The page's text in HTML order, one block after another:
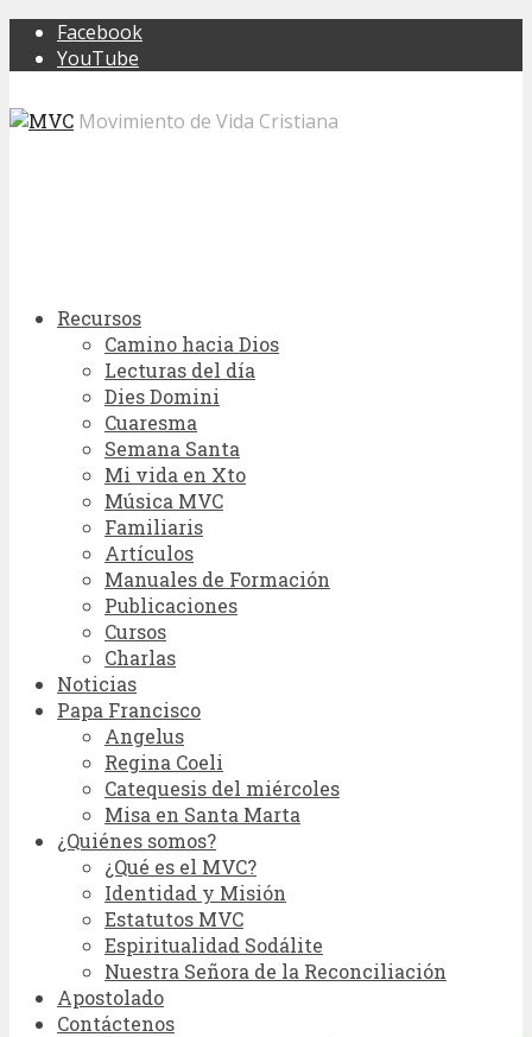
Facebook
YouTube
Movimiento de Vida Cristiana
Recursos
Camino hacia Dios
Lecturas del día
Dies Domini
Cuaresma
Semana Santa
Mi vida en Xto
Música MVC
Familiaris
Artículos
Manuales de Formación
Publicaciones
Cursos
Charlas
Noticias
Papa Francisco
Angelus
Regina Coeli
Catequesis del miércoles
Misa en Santa Marta
¿Quiénes somos?
¿Qué es el MVC?
Identidad y Misión
Estatutos MVC
Espiritualidad Sodálite
Nuestra Señora de la Reconciliación
Apostolado
Contáctenos